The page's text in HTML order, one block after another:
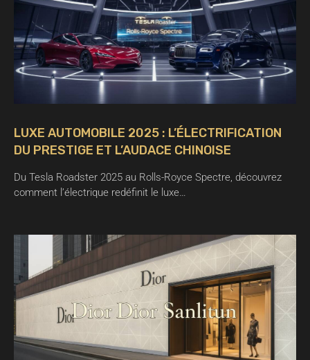
LUXE AUTOMOBILE 2025 : L’ÉLECTRIFICATION
DU PRESTIGE ET L’AUDACE CHINOISE
Du Tesla Roadster 2025 au Rolls-Royce Spectre, découvrez
comment l’électrique redéfinit le luxe…